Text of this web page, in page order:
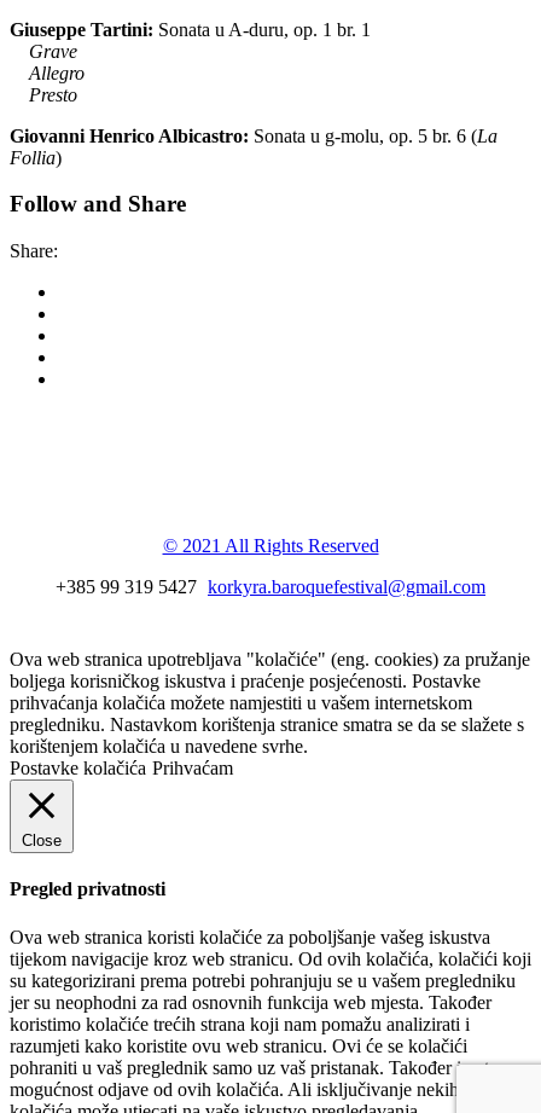
Giuseppe Tartini: Sonata u A-duru, op. 1 br. 1
Grave
Allegro
Presto
Giovanni Henrico Albicastro: Sonata u g-molu, op. 5 br. 6 (La
Follia)
Follow and Share
Share:
© 2021 All Rights Reserved
+385 99 319 5427 korkyra.baroquefestival@gmail.com
Ova web stranica upotrebljava "kolačiće" (eng. cookies) za pružanje
boljega korisničkog iskustva i praćenje posjećenosti. Postavke
prihvaćanja kolačića možete namjestiti u vašem internetskom
pregledniku. Nastavkom korištenja stranice smatra se da se slažete s
korištenjem kolačića u navedene svrhe.
Postavke kolačića Prihvaćam
Close
Pregled privatnosti
Ova web stranica koristi kolačiće za poboljšanje vašeg iskustva
tijekom navigacije kroz web stranicu. Od ovih kolačića, kolačići koji
su kategorizirani prema potrebi pohranjuju se u vašem pregledniku
jer su neophodni za rad osnovnih funkcija web mjesta. Također
koristimo kolačiće trećih strana koji nam pomažu analizirati i
razumjeti kako koristite ovu web stranicu. Ovi će se kolačići
pohraniti u vaš preglednik samo uz vaš pristanak. Također imate
mogućnost odjave od ovih kolačića. Ali isključivanje nekih od ovih